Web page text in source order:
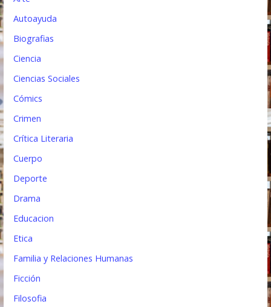
d
a
Autoayuda
Biografias
Ciencia
Ciencias Sociales
Cómics
Crimen
Crítica Literaria
Cuerpo
Deporte
Drama
Educacion
Etica
Familia y Relaciones Humanas
Ficción
Filosofia